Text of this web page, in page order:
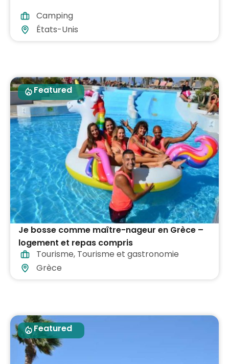
Camping
États-Unis
Featured
Je bosse comme maître-nageur en Grèce –
logement et repas compris
Tourisme, Tourisme et gastronomie
Grèce
Featured